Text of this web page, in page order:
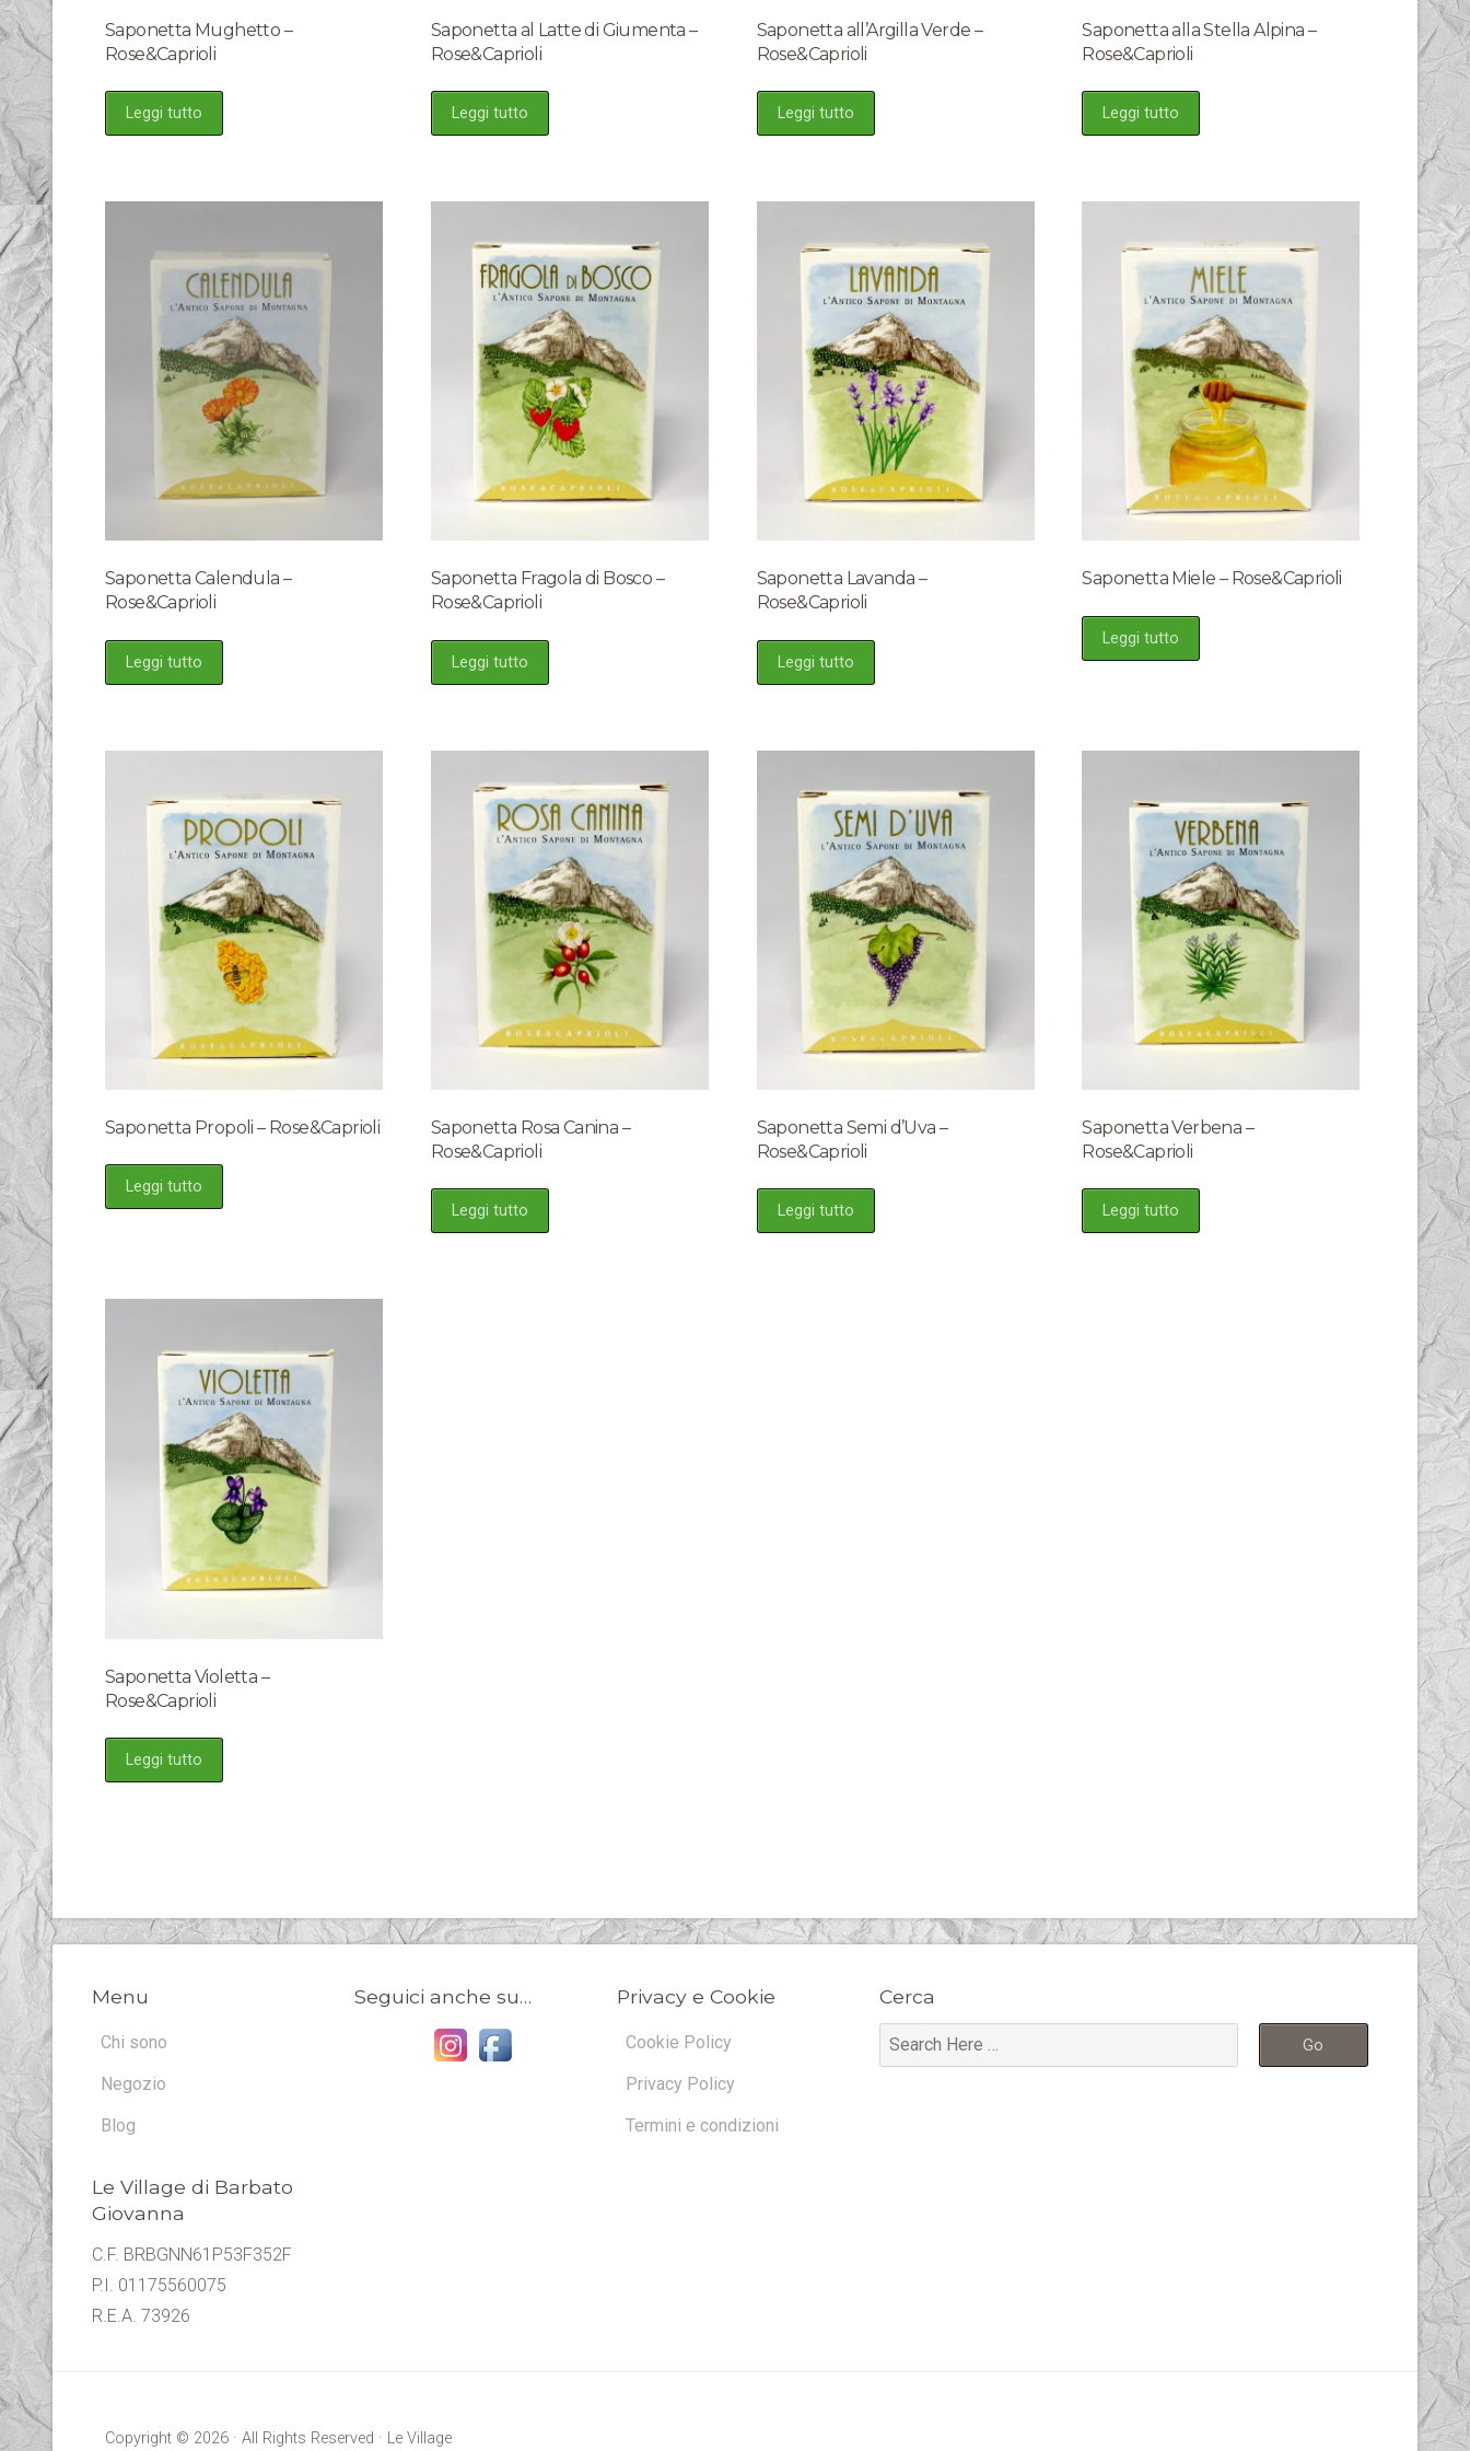
Saponetta Mughetto –
Rose&Caprioli
Leggi tutto
Saponetta al Latte di Giumenta –
Rose&Caprioli
Leggi tutto
Saponetta all’Argilla Verde –
Rose&Caprioli
Leggi tutto
Saponetta alla Stella Alpina –
Rose&Caprioli
Leggi tutto
Saponetta Calendula –
Rose&Caprioli
Leggi tutto
Saponetta Fragola di Bosco –
Rose&Caprioli
Leggi tutto
Saponetta Lavanda –
Rose&Caprioli
Leggi tutto
Saponetta Miele – Rose&Caprioli
Leggi tutto
Saponetta Propoli – Rose&Caprioli
Leggi tutto
Saponetta Rosa Canina –
Rose&Caprioli
Leggi tutto
Saponetta Semi d’Uva –
Rose&Caprioli
Leggi tutto
Saponetta Verbena –
Rose&Caprioli
Leggi tutto
Saponetta Violetta –
Rose&Caprioli
Leggi tutto
Menu
Chi sono
Negozio
Blog
Seguici anche su… Privacy e Cookie
Cookie Policy
Privacy Policy
Termini e condizioni
Cerca
Le Village di Barbato
Giovanna
C.F. BRBGNN61P53F352F
P.I. 01175560075
R.E.A. 73926
Copyright © 2026 · All Rights Reserved · Le Village